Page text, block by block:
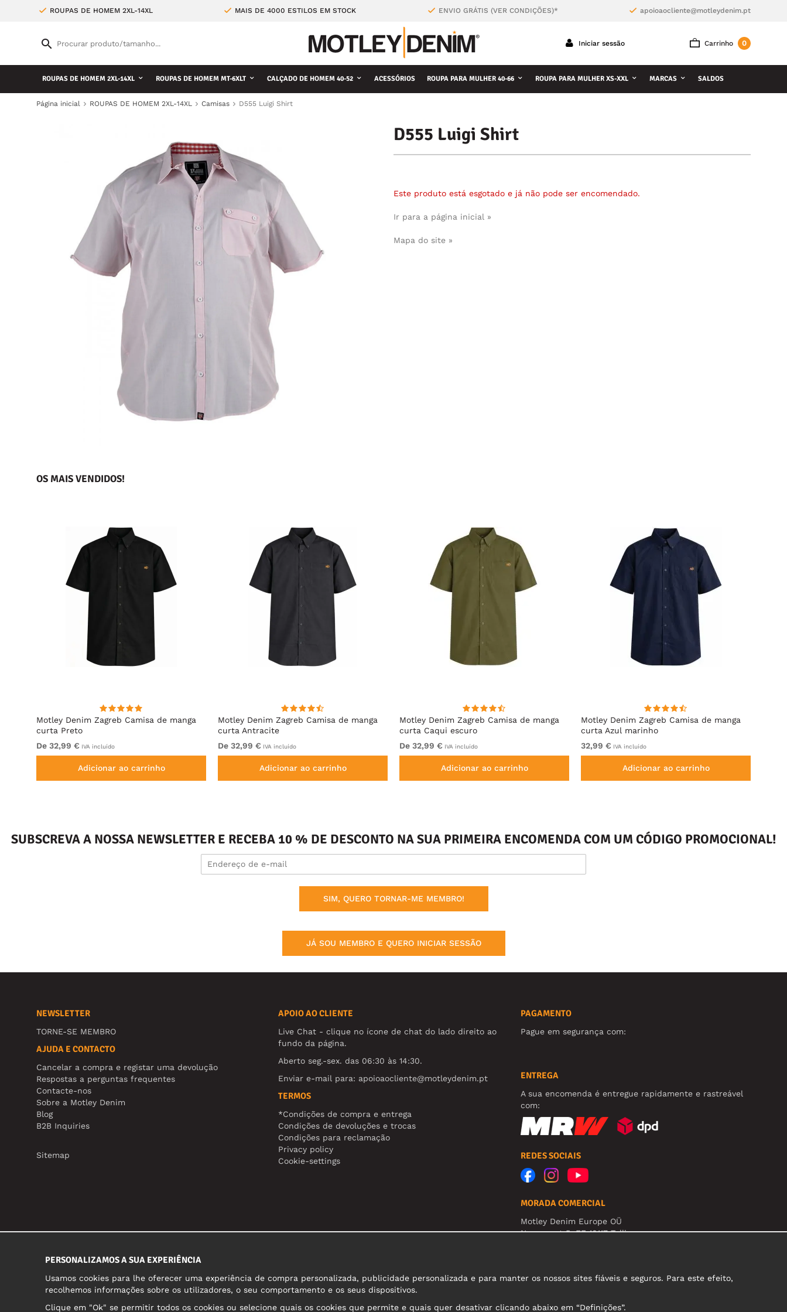
ROUPAS DE HOMEM 2XL-14XL MAIS DE 4000 ESTILOS EM STOCK ENVIO GRÁTIS (VER CONDIÇÕES)* apoioaocliente@motleydenim.pt
Carrinho 0
Iniciar sessão
ROUPAS DE HOMEM 2XL-14XL ROUPAS DE HOMEM MT-6XLT CALÇADO DE HOMEM 40-52 ACESSÓRIOS ROUPA PARA MULHER 40-66 ROUPA PARA MULHER XS-XXL MARCAS SALDOS
Página inicial ROUPAS DE HOMEM 2XL-14XL Camisas D555 Luigi Shirt
D555 Luigi Shirt
Este produto está esgotado e já não pode ser encomendado.
Ir para a página inicial »
Mapa do site »
OS MAIS VENDIDOS!
Motley Denim Zagreb Camisa de manga
curta Preto
De 32,99 € IVA incluído
Adicionar ao carrinho
Motley Denim Zagreb Camisa de manga
curta Antracite
De 32,99 € IVA incluído
Adicionar ao carrinho
Motley Denim Zagreb Camisa de manga
curta Caqui escuro
De 32,99 € IVA incluído
Adicionar ao carrinho
Motley Denim Zagreb Camisa de manga
curta Azul marinho
32,99 € IVA incluído
Adicionar ao carrinho
SUBSCREVA A NOSSA NEWSLETTER E RECEBA 10 % DE DESCONTO NA SUA PRIMEIRA ENCOMENDA COM UM CÓDIGO PROMOCIONAL!
SIM, QUERO TORNAR-ME MEMBRO!
JÁ SOU MEMBRO E QUERO INICIAR SESSÃO
NEWSLETTER
TORNE-SE MEMBRO
AJUDA E CONTACTO
Cancelar a compra e registar uma devolução
Respostas a perguntas frequentes
Contacte-nos
Sobre a Motley Denim
Blog
B2B Inquiries
Sitemap
APOIO AO CLIENTE
Live Chat - clique no ícone de chat do lado direito ao
fundo da página.
Aberto seg.-sex. das 06:30 às 14:30.
Enviar e-mail para: apoioaocliente@motleydenim.pt
TERMOS
*Condições de compra e entrega
Condições de devoluções e trocas
Condições para reclamação
Privacy policy
Cookie-settings
PAGAMENTO
Pague em segurança com:
ENTREGA
A sua encomenda é entregue rapidamente e rastreável
com:
REDES SOCIAIS
MORADA COMERCIAL
Motley Denim Europe OÜ
Narva mnt 5, EE-10117 Tallinn
PERSONALIZAMOS A SUA EXPERIÊNCIA
Usamos cookies para lhe oferecer uma experiência de compra personalizada, publicidade personalizada e para manter os nossos sites fiáveis e seguros. Para este efeito,
recolhemos informações sobre os utilizadores, o seu comportamento e os seus dispositivos.
Clique em "Ok" se permitir todos os cookies ou selecione quais os cookies que permite e quais quer desativar clicando abaixo em “Definições”.